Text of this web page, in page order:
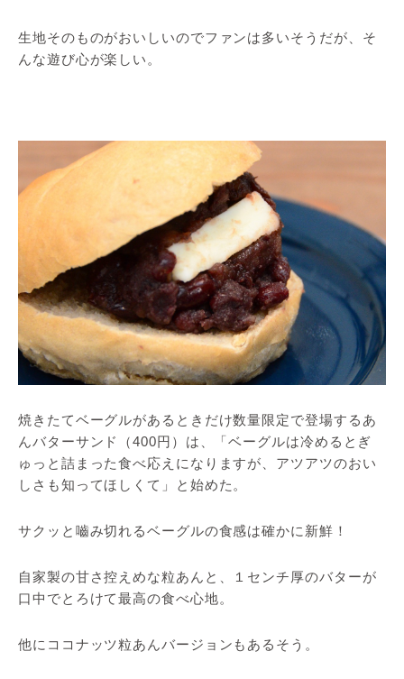
生地そのものがおいしいのでファンは多いそうだが、そ
んな遊び心が楽しい。
焼きたてベーグルがあるときだけ数量限定で登場するあ
んバターサンド（400円）は、「ベーグルは冷めるとぎ
ゅっと詰まった食べ応えになりますが、アツアツのおい
しさも知ってほしくて」と始めた。
サクッと嚙み切れるベーグルの食感は確かに新鮮！
自家製の甘さ控えめな粒あんと、１センチ厚のバターが
口中でとろけて最高の食べ心地。
他にココナッツ粒あんバージョンもあるそう。